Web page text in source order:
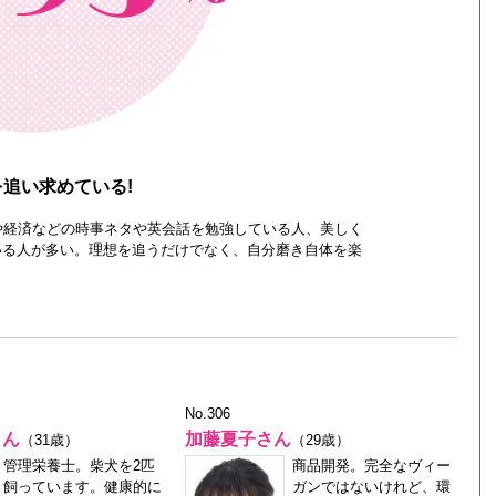
い求めている!
済などの時事ネタや英会話を勉強している人、美しく
人が多い。理想を追うだけでなく、自分磨き自体を楽
（31歳）
管理栄養士。柴犬を2匹
飼っています。健康的に
No.306
加藤夏子さん（29歳）
商品開発。完全なヴィー
ガンではないけれど、環